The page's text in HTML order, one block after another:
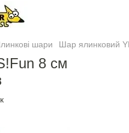
шари Шар ялинковий
8 см